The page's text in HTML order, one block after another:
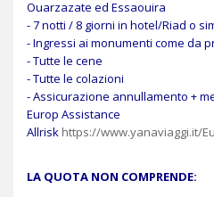
Ouarzazate ed Essaouira
- 7 notti / 8 giorni in hotel/Riad o
- Ingressi ai monumenti come da
- Tutte le cene
- Tutte le colazioni
- Assicurazione annullamento +
Europ Assistance
Allrisk https://www.yanaviaggi.it/
LA QUOTA NON COMPRENDE: